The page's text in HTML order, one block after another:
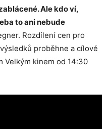
Ale kdo ví,
to ani nebude
Rozdílení cen pro
proběhne a cílové
Velkým kinem od 14:30